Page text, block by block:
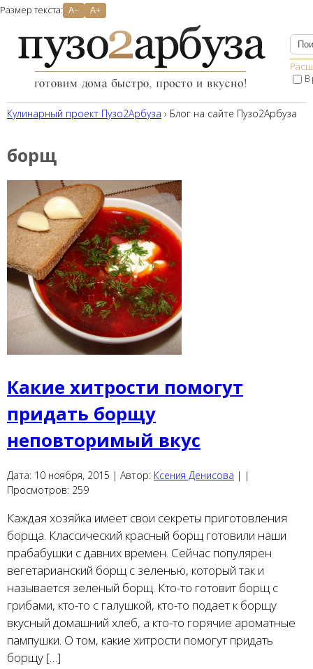
Размер текста: A− A+
В
Кулинарный проект Пузо2Aрбуза › Блог на сайте Пузо2Арбуза
борщ
Какие хитрости помогут
придать борщу
неповторимый вкус
Дата: 10 ноября, 2015 | Автор: Ксения Денисова | |
Просмотров: 259
Каждая хозяйка имеет свои секреты приготовления
борща. Классический красный борщ готовили наши
прабабушки с давних времен. Сейчас популярен
вегетарианский борщ с зеленью, который так и
называется зеленый борщ. Кто-то готовит борщ с
грибами, кто-то с галушкой, кто-то подает к борщу
вкусный домашний хлеб, а кто-то горячие ароматные
пампушки. О том, какие хитрости помогут придать
борщу […]